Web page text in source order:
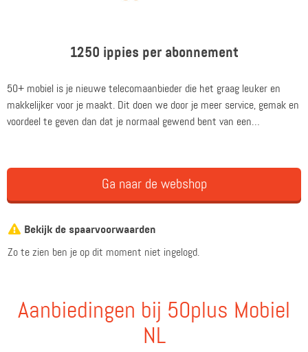
1250 ippies per abonnement
50+ mobiel is je nieuwe telecomaanbieder die het graag leuker en
makkelijker voor je maakt. Dit doen we door je meer service, gemak en
voordeel te geven dan dat je normaal gewend bent van een
Mbps downloaden); Stabielere verbinding en beter bereik; Bellen én
internetten tegelijk via VoLTE.
50+ Mobiel biedt dus niet alleen service, voordeel en gemak maar ook
een toekomstproof mobiel netwerk!
Ga naar de webshop
Bekijk de spaarvoorwaarden
Zo te zien ben je op dit moment niet ingelogd.
Aanbiedingen bij 50plus Mobiel
NL